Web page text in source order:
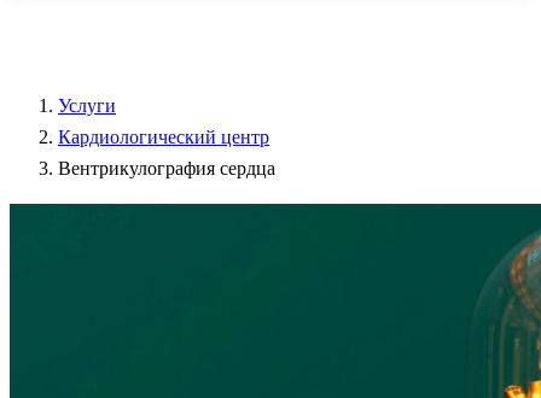
Услуги
Кардиологический центр
Вентрикулография сердца